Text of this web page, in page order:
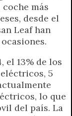
más
desde el
Leaf han
el 13% de los
5
lo que
del país. La